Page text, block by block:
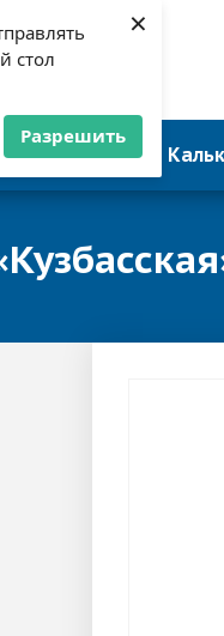
стол
Разрешить
×
сухих
отделки